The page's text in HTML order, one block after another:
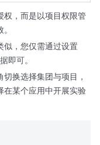
权，而是以项目权限管
似，您仅需通过设置
即可。
换选择集团与项目，
在某个应用中开展实验